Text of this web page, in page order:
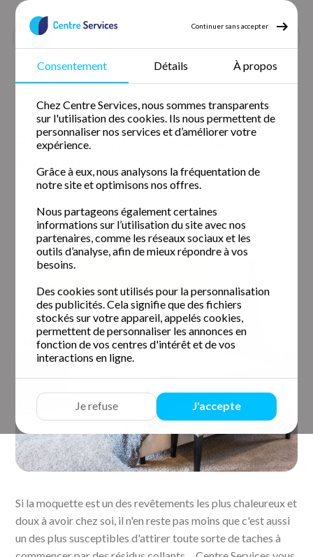
Continuer sans accepter
Consentement Détails À propos
Chez Centre Services, nous sommes transparents
sur l'utilisation des cookies. Ils nous permettent de
personnaliser nos services et d’améliorer votre
expérience.
Grâce à eux, nous analysons la fréquentation de
notre site et optimisons nos offres.
Nous partageons également certaines
informations sur l’utilisation du site avec nos
partenaires, comme les réseaux sociaux et les
outils d’analyse, afin de mieux répondre à vos
besoins.
Des cookies sont utilisés pour la personnalisation
des publicités. Cela signifie que des fichiers
stockés sur votre appareil, appelés cookies,
permettent de personnaliser les annonces en
fonction de vos centres d'intérêt et de vos
interactions en ligne.
Je refuse J'accepte
Retirer ce qui colle sur la moquette
Retirer ce qui colle sur la
moquette
Tâches, graisse, soda, pâte à modeler... Des résidus collants
sur votre moquette ? Centre Services vous livre toutes ses
astuces pour en venir à bout !
Si la moquette est un des revêtements les plus chaleureux et
doux à avoir chez soi, il n'en reste pas moins que c'est aussi
un des plus susceptibles d'attirer toute sorte de taches à